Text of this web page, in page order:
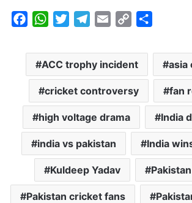
c
b
o
k
W
a
t
s
A
p
p
i
t
t
e
r
l
e
g
r
a
m
a
i
l
p
y
L
i
k
a
e
ACC trophy incident asia
cricket controversy fan
high voltage drama India
india vs pakistan India
Kuldeep Yadav
Pakistan cricket fans